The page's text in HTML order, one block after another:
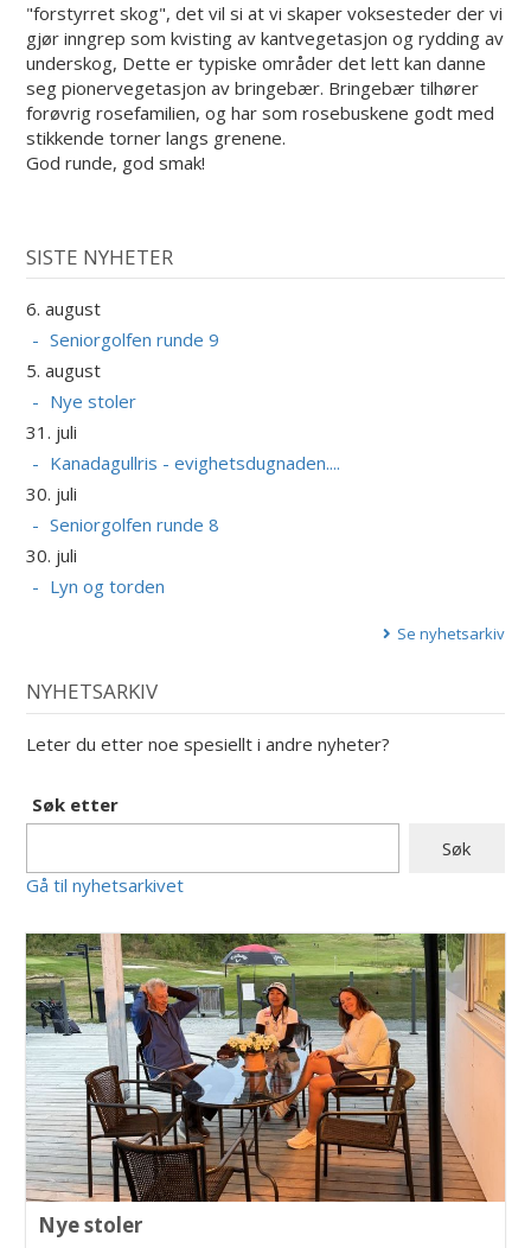
"forstyrret skog", det vil si at vi skaper voksesteder der vi
gjør inngrep som kvisting av kantvegetasjon og rydding av
underskog, Dette er typiske områder det lett kan danne
seg pionervegetasjon av bringebær. Bringebær tilhører
forøvrig rosefamilien, og har som rosebuskene godt med
stikkende torner langs grenene.
God runde, god smak!
SISTE NYHETER
6. august
Seniorgolfen runde 9
5. august
Nye stoler
31. juli
Kanadagullris - evighetsdugnaden....
30. juli
Seniorgolfen runde 8
30. juli
Lyn og torden
Se nyhetsarkiv
NYHETSARKIV
Leter du etter noe spesiellt i andre nyheter?
Søk etter
Gå til nyhetsarkivet
Nye stoler